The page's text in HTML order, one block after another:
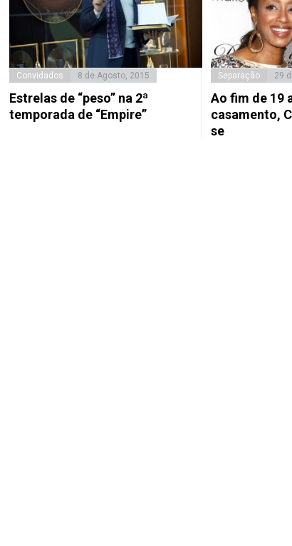
Convidados 8 de Agosto, 2015
Estrelas de “peso” na 2ª
temporada de “Empire”
Separação 29
Ao fim de 19
casamento,
se